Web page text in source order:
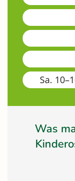
Sa.
Was